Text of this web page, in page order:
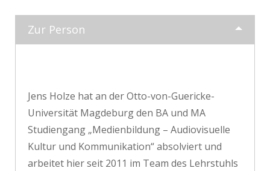
Zur Person
Jens Holze hat an der Otto-von-Guericke-
Universität Magdeburg den BA und MA
Studiengang „Medienbildung – Audiovisuelle
Kultur und Kommunikation“ absolviert und
arbeitet hier seit 2011 im Team des Lehrstuhls